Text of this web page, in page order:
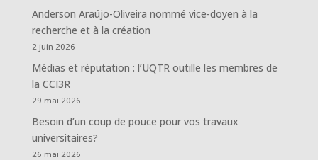
Anderson Araújo-Oliveira nommé vice-doyen à la
recherche et à la création
2 juin 2026
Médias et réputation : l’UQTR outille les membres de
la CCI3R
29 mai 2026
Besoin d’un coup de pouce pour vos travaux
universitaires?
26 mai 2026